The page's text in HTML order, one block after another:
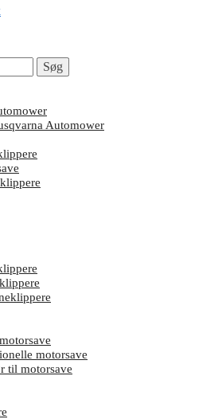
Søg
Søg
Automower
motorsave
til motorsave